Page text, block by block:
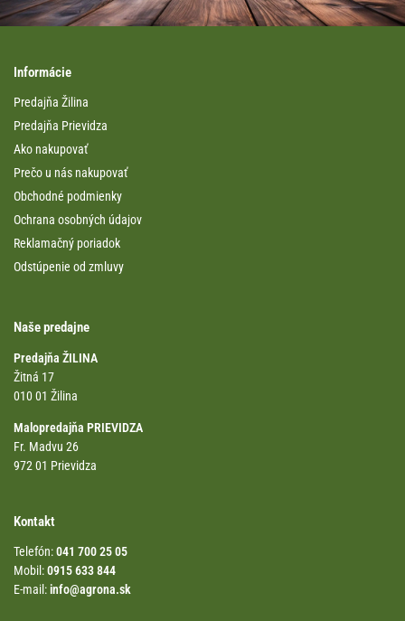
Informácie
Predajňa Žilina
Predajňa Prievidza
Ako nakupovať
Prečo u nás nakupovať
Obchodné podmienky
Ochrana osobných údajov
Reklamačný poriadok
Odstúpenie od zmluvy
Naše predajne
Predajňa ŽILINA
Žitná 17
010 01 Žilina
Malopredajňa PRIEVIDZA
Fr. Madvu 26
972 01 Prievidza
Kontakt
Telefón:041 700 25 05
Mobil:0915 633 844
E-mail:info@agrona.sk